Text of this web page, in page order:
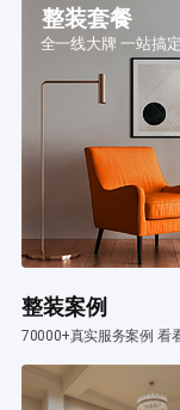
整装套餐
全一线大牌 一站搞定
整装案例
70000+真实服务案例 看